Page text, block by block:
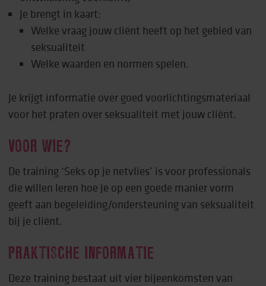
Je brengt in kaart:
Welke vraag jouw cliënt heeft op het gebied van
seksualiteit
Welke waarden en normen spelen.
Je krijgt informatie over goed voorlichtingsmateriaal
voor het praten over seksualiteit met jouw cliënt.
VOOR WIE?
De training ‘Seks op je netvlies’ is voor professionals
die willen leren hoe je op een goede manier vorm
geeft aan begeleiding/ondersteuning van seksualiteit
bij je cliënt.
PRAKTISCHE INFORMATIE
Deze training bestaat uit vier bijeenkomsten van